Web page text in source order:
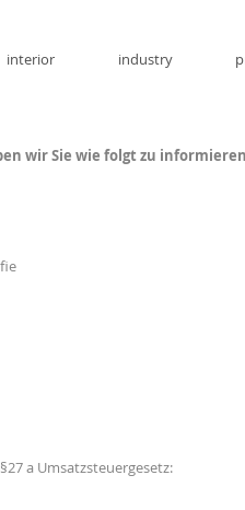
interior industry
wir Sie wie folgt zu
a Umsatzsteuergesetz: